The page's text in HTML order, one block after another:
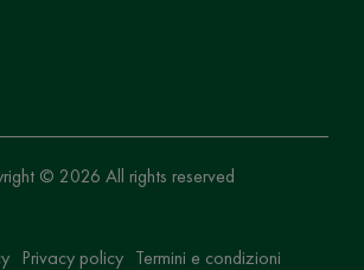
© 2026 All rights reserved
Privacy policy Termini e condizioni